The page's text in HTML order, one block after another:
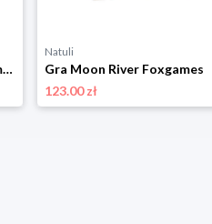
Gra Szalone Latawce Foxgames
Natuli
Gra Moon River Foxgames
123.00 zł